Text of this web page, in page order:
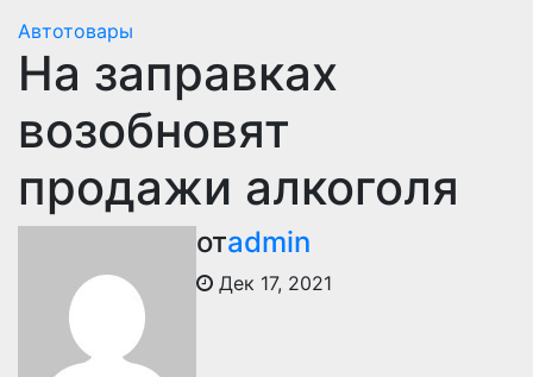
Автотовары
На заправках
возобновят
продажи алкоголя
отadmin
Дек 17, 2021